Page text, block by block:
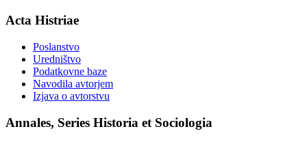
Acta Histriae
Poslanstvo
Uredništvo
Podatkovne baze
Navodila avtorjem
Izjava o avtorstvu
Annales, Series Historia et Sociologia